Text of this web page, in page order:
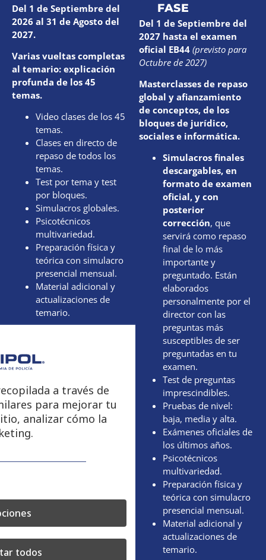
Del 1 de Septiembre del
2026 al 31 de Agosto del
2027.
Varias vueltas completas
al temario: explicación
profunda de los 45
temas.
Video clases de los 45
temas.
Clases en directo de
repaso de todos los
temas.
Test por tema y test
por bloques.
Simulacros globales.
Psicotécnicos
multivariedad.
Preparación física y
teórica con simulacro
presencial mensual.
Material adicional y
actualizaciones de
temario.
FASE
Del 1 de Septiembre del
2027 hasta el examen
oficial EB44 (previsto para
Octubre de 2027)
Masterclasses de repaso
global y afianzamiento
de conceptos, de los
bloques de jurídico,
sociales e informática.
Simulacros finales
descargables, en
formato de examen
oficial, y con
posterior
corrección, que
servirá como repaso
final de lo más
importante y
preguntado. Están
elaborados
personalmente por el
director con las
preguntas más
susceptibles de ser
preguntadas en tu
examen.
Test de preguntas
imprescindibles.
Pruebas de nivel:
baja, media y alta.
Exámenes oficiales de
los últimos años.
Psicotécnicos
multivariedad.
Preparación física y
teórica con simulacro
presencial mensual.
Material adicional y
actualizaciones de
temario.
a través de
para mejorar tu
analizar cómo la
todos